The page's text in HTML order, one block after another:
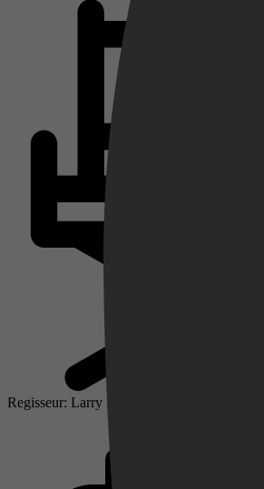
Regisseur: Larry Klein